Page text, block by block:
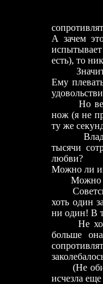
А зачем
есть), то
Значит,
Ему
Но ведь
нож (я не
ту же
тысячи
любви?
Можно ли
Можно ли
хоть один
ни один! В
Не хочу
больше
(Не
исчезла